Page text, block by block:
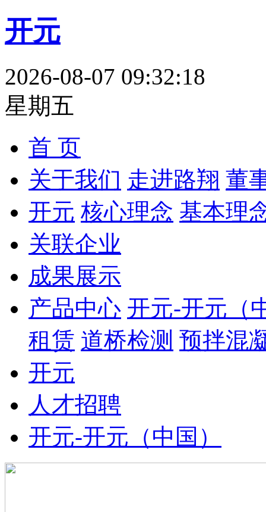
开元
2026-08-07 09:32:19
星期五
首 页
关于我们 走进路翔 董
开元 核心理念 基本理
关联企业
成果展示
产品中心 开元-开元（
租赁 道桥检测 预拌混
开元
人才招聘
开元-开元（中国）